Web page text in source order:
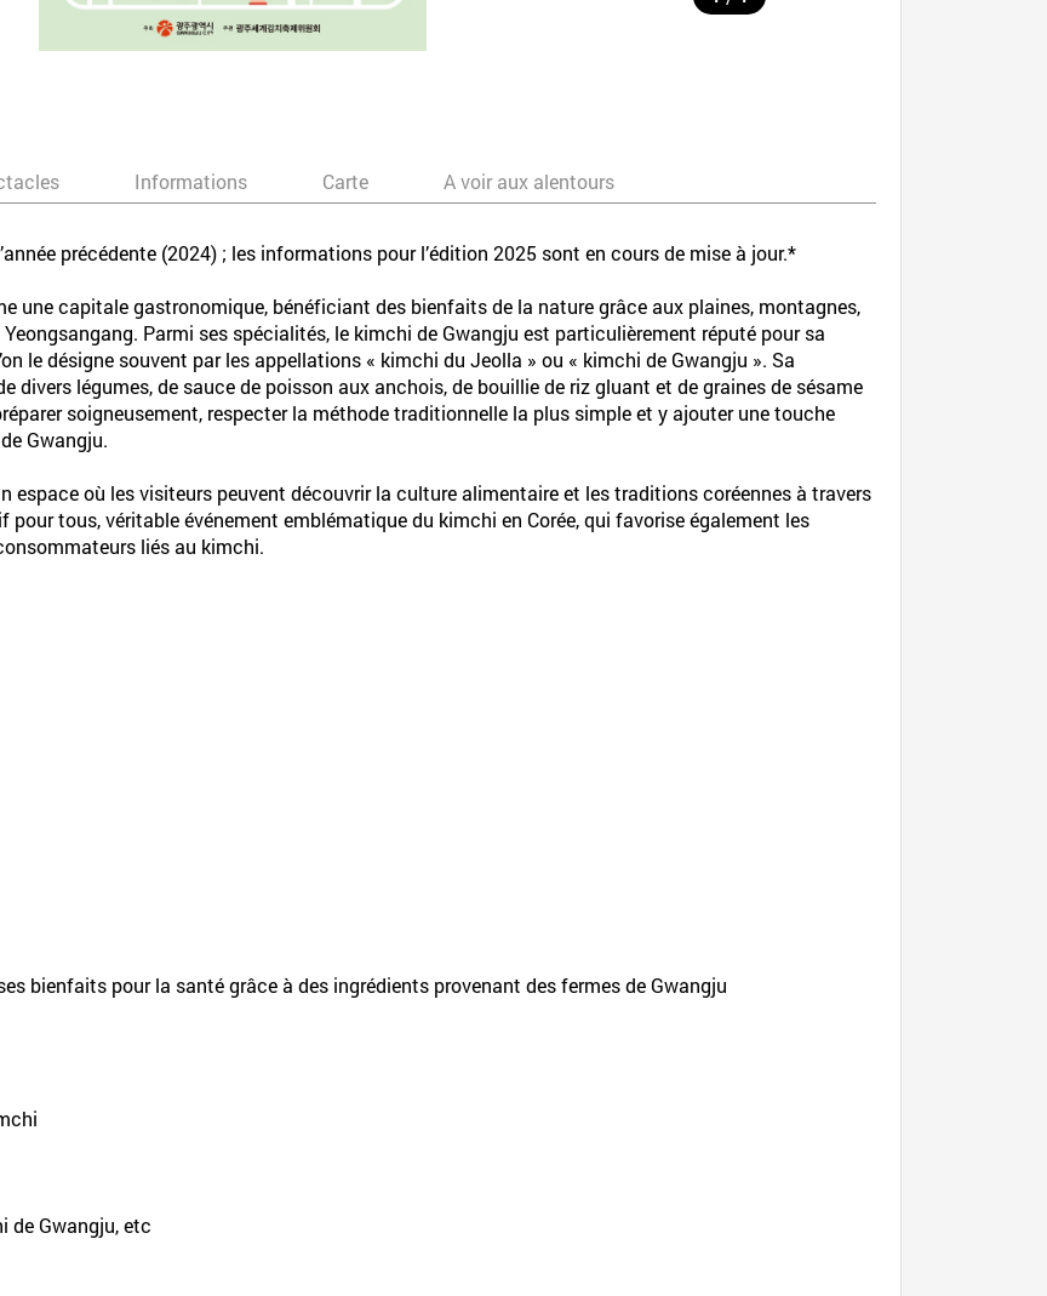
Informations Carte A voir aux alentours
précédente (2024) ; les informations pour l’édition 2025 sont en cours de mise à jour.*
une capitale gastronomique, bénéficiant des bienfaits de la nature grâce aux plaines, montagnes,
Parmi ses spécialités, le kimchi de Gwangju est particulièrement réputé pour sa
le désigne souvent par les appellations « kimchi du Jeolla » ou « kimchi de Gwangju ». Sa
divers légumes, de sauce de poisson aux anchois, de bouillie de riz gluant et de graines de sésame
soigneusement, respecter la méthode traditionnelle la plus simple et y ajouter une touche
Gwangju.
espace où les visiteurs peuvent découvrir la culture alimentaire et les traditions coréennes à travers
pour tous, véritable événement emblématique du kimchi en Corée, qui favorise également les
liés au kimchi.
bienfaits pour la santé grâce à des ingrédients provenant des fermes de Gwangju
de Gwangju, etc